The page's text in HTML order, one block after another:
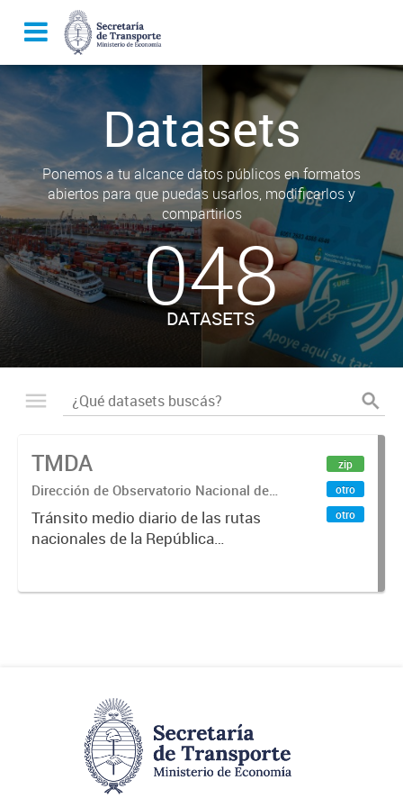
Datasets
Ponemos a tu alcance datos públicos en formatos
abiertos para que puedas usarlos, modificarlos y
compartirlos
048
DATASETS
TMDA
Dirección de Observatorio Nacional de
Transporte
Tránsito medio diario de las rutas
nacionales de la República
2017.
zip
otro
otro